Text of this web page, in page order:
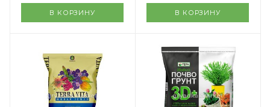
В КОРЗИНУ В КОРЗИНУ